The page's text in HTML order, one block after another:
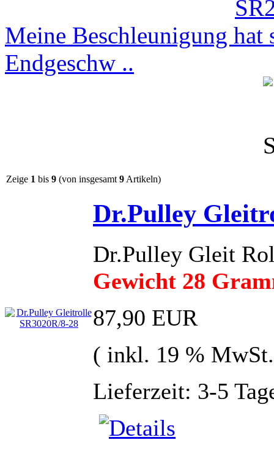
Meine Beschleunigung hat
Endgeschw ..
Zeige 1 bis 9 (von insgesamt 9 Artikeln)
Dr.Pulley
Dr.Pulley Gleit
Gewicht 28
87,90 EUR
( inkl. 19 %
Lieferzeit: 3-5